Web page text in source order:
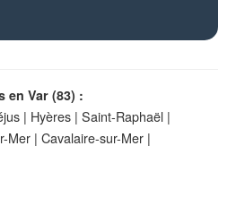
en Var (83) :
| Hyères | Saint-Raphaël |
Mer | Cavalaire-sur-Mer |